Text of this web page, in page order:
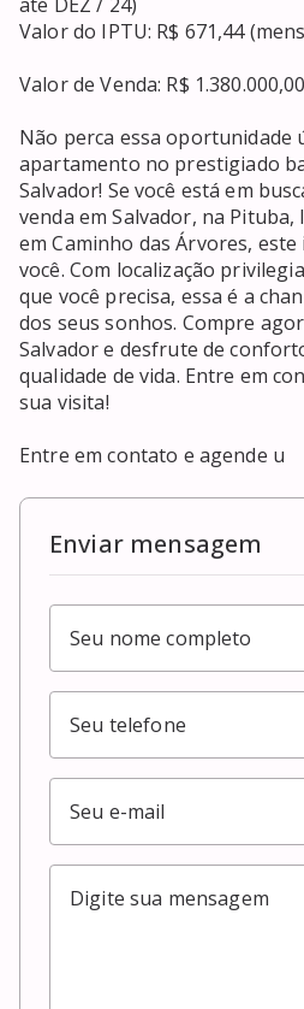
Valor do IPTU: R$ 671,44
Valor de Venda: R$ 1.380.000,00
Não perca essa oportunidade
apartamento no prestigiado
Salvador! Se você está em
venda em Salvador, na
em Caminho das Árvores,
você. Com localização
que você precisa, essa é a
dos seus sonhos. Compre
Salvador e desfrute de
qualidade de vida. Entre em
sua visita!
Entre em contato e agende u
Enviar mensagem